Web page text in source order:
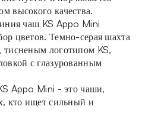
высокого качества.
чаш KS Appo Mini
цветов. Темно-серая шахта
логотипом KS,
с глазурованным
Appo Mini - это чаши,
кто ищет сильный и